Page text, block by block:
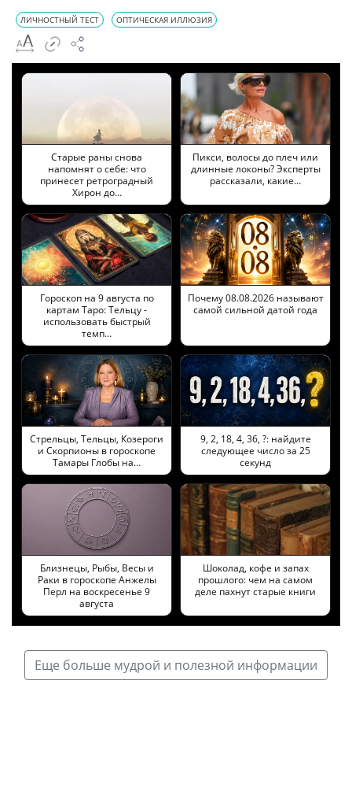
ЛИЧНОСТНЫЙ ТЕСТ ОПТИЧЕСКАЯ ИЛЛЮЗИЯ
Старые раны снова
напомнят о себе: что
принесет ретроградный
Хирон до…
Пикси, волосы до плеч или
длинные локоны? Эксперты
рассказали, какие…
Гороскоп на 9 августа по
картам Таро: Тельцу -
использовать быстрый
темп…
Почему 08.08.2026 называют
самой сильной датой года
Стрельцы, Тельцы, Козероги
и Скорпионы в гороскопе
Тамары Глобы на…
9, 2, 18, 4, 36, ?: найдите
следующее число за 25
секунд
Близнецы, Рыбы, Весы и
Раки в гороскопе Анжелы
Перл на воскресенье 9
августа
Шоколад, кофе и запах
прошлого: чем на самом
деле пахнут старые книги
Еще больше мудрой и полезной информации